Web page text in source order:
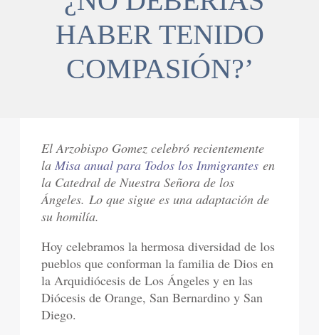
HABER TENIDO
COMPASIÓN?’
El Arzobispo Gomez celebró recientemente
laMisa anual para Todos los Inmigrantes en
la Catedral de Nuestra Señora de los
Ángeles.Lo que sigue es una adaptación de
su homilía.
Hoy celebramos la hermosa diversidad de los
pueblos que conforman la familia de Dios en
la Arquidiócesis de Los Ángeles y en las
Diócesis de Orange, San Bernardino y San
Diego.